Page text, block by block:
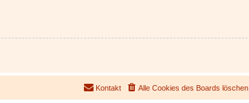
Alle Cookies des Boards löschen
Kontakt